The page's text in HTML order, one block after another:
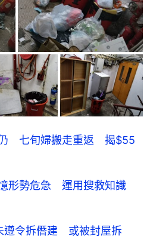
仍 七旬婦搬走重返 揭$55
形勢危急 運用搜救知識
遵令拆僭建 或被封屋拆